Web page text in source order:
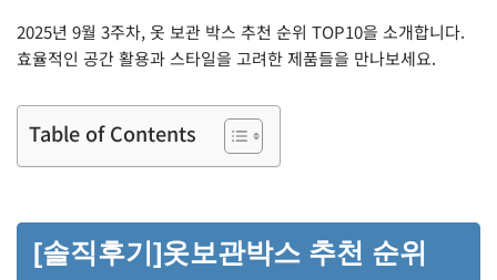
2025년 9월 3주차, 옷 보관 박스 추천 순위 TOP10을 소개합니다.
효율적인 공간 활용과 스타일을 고려한 제품들을 만나보세요.
Table of Contents
[솔직후기]옷보관박스 추천 순위